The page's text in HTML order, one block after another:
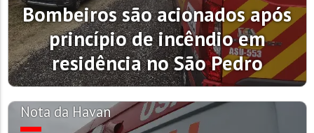
Bombeiros são acionados após
princípio de incêndio em
residência no São Pedro
Nota da Havan